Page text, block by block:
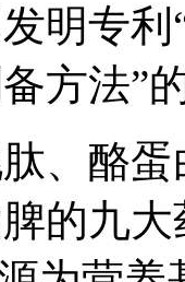
明专
方法”
、酪
的九